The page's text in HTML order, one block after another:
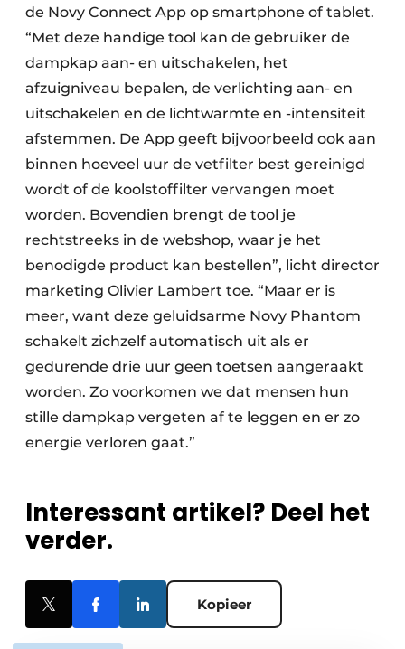
de Novy Connect App op smartphone of tablet.
“Met deze handige tool kan de gebruiker de
dampkap aan- en uitschakelen, het
afzuigniveau bepalen, de verlichting aan- en
uitschakelen en de lichtwarmte en -intensiteit
afstemmen. De App geeft bijvoorbeeld ook aan
binnen hoeveel uur de vetfilter best gereinigd
wordt of de koolstoffilter vervangen moet
worden. Bovendien brengt de tool je
rechtstreeks in de webshop, waar je het
benodigde product kan bestellen”, licht director
marketing Olivier Lambert toe. “Maar er is
meer, want deze geluidsarme Novy Phantom
schakelt zichzelf automatisch uit als er
gedurende drie uur geen toetsen aangeraakt
worden. Zo voorkomen we dat mensen hun
stille dampkap vergeten af te leggen en er zo
energie verloren gaat.”
Interessant artikel? Deel het
verder.
Kopieer